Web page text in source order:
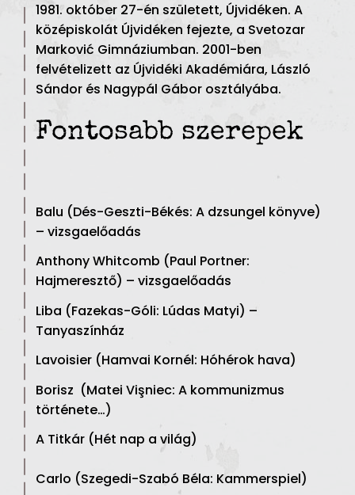
1981. október 27-én született, Újvidéken. A
középiskolát Újvidéken fejezte, a Svetozar
Marković Gimnáziumban. 2001-ben
felvételizett az Újvidéki Akadémiára, László
Sándor és Nagypál Gábor osztályába.
Fontosabb szerepek
Balu (Dés-Geszti-Békés: A dzsungel könyve)
– vizsgaelőadás
Anthony Whitcomb (Paul Portner:
Hajmeresztő) – vizsgaelőadás
Liba (Fazekas-Góli: Lúdas Matyi) –
Tanyaszínház
Lavoisier (Hamvai Kornél: Hóhérok hava)
Borisz (Matei Vişniec: A kommunizmus
története…)
A Titkár (Hét nap a világ)
Carlo (Szegedi-Szabó Béla: Kammerspiel)